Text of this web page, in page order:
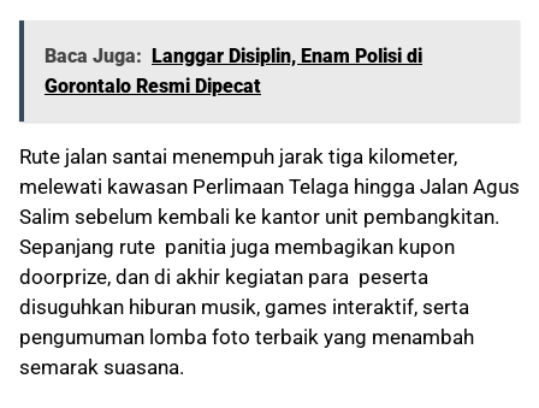
Baca Juga: Langgar Disiplin, Enam Polisi di
Gorontalo Resmi Dipecat
Rute jalan santai menempuh jarak tiga kilometer,
melewati kawasan Perlimaan Telaga hingga Jalan Agus
Salim sebelum kembali ke kantor unit pembangkitan.
Sepanjang rute panitia juga membagikan kupon
doorprize, dan di akhir kegiatan para peserta
disuguhkan hiburan musik, games interaktif, serta
pengumuman lomba foto terbaik yang menambah
semarak suasana.